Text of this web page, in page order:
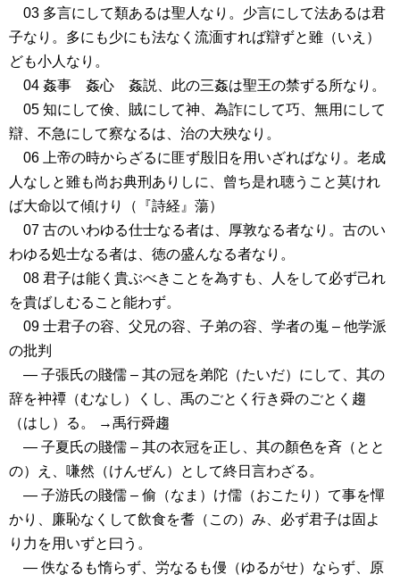
03 多言にして類あるは聖人なり。少言にして法あるは君
子なり。多にも少にも法なく流湎すれば辯ずと雖（いえ）
ども小人なり。
04 姦事 姦心 姦説、此の三姦は聖王の禁ずる所なり。
05 知にして倹、賊にして神、為詐にして巧、無用にして
辯、不急にして察なるは、治の大殃なり。
06 上帝の時からざるに匪ず殷旧を用いざればなり。老成
人なしと雖も尚お典刑ありしに、曾ち是れ聴うこと莫けれ
ば大命以て傾けり（『詩経』蕩）
07 古のいわゆる仕士なる者は、厚敦なる者なり。古のい
わゆる処士なる者は、徳の盛んなる者なり。
08 君子は能く貴ぶべきことを為すも、人をして必ず己れ
を貴ばしむること能わず。
09 士君子の容、父兄の容、子弟の容、学者の嵬 – 他学派
の批判
― 子張氏の賤儒 – 其の冠を弟陀（たいだ）にして、其の
辞を衶禫（むなし）くし、禹のごとく行き舜のごとく趨
（はし）る。 →禹行舜趨
― 子夏氏の賤儒 – 其の衣冠を正し、其の顏色を斉（とと
の）え、嗛然（けんぜん）として終日言わざる。
― 子游氏の賤儒 – 偷（なま）け儒（おこたり）て事を憚
かり、廉恥なくして飲食を耆（この）み、必ず君子は固よ
り力を用いずと曰う。
― 佚なるも惰らず、労なるも僈（ゆるがせ）ならず、原